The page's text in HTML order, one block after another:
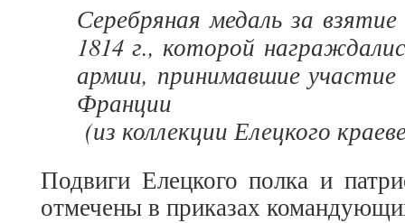
Серебряная медаль за
1814 г., которой
армии, принимавшие
Франции
(из коллекции Елецкого
Подвиги Елецкого полка и
отмечены в приказах